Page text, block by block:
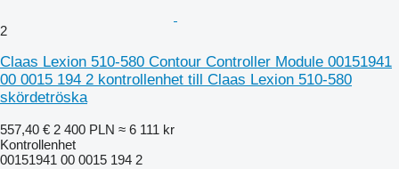
2
Claas Lexion 510-580 Contour Controller Module 00151941
00 0015 194 2 kontrollenhet till Claas Lexion 510-580
skördetröska
557,40 € 2 400 PLN ≈ 6 111 kr
Kontrollenhet
00151941 00 0015 194 2